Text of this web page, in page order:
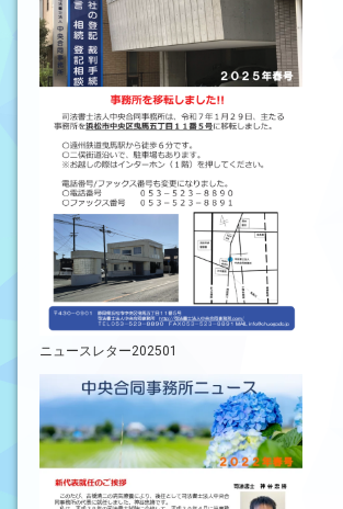
ニュースレター202501